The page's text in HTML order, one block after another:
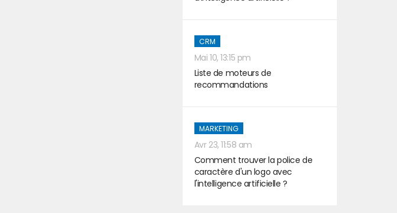
CRM
Mai 10, 13:15 pm
Liste de moteurs de
recommandations
MARKETING
Avr 23, 11:58 am
Comment trouver la police de
caractère d'un logo avec
l'intelligence artificielle ?